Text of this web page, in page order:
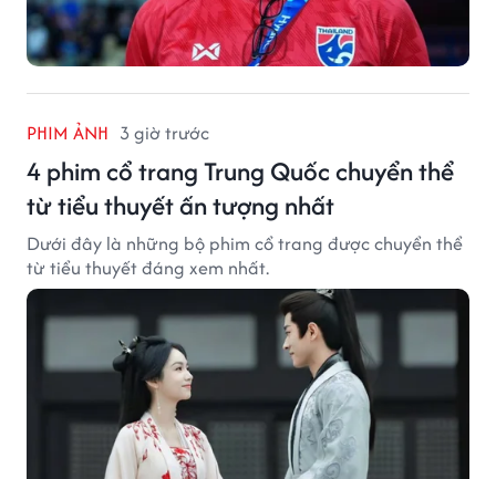
PHIM ẢNH 3 giờ trước
4 phim cổ trang Trung Quốc chuyển thể
từ tiểu thuyết ấn tượng nhất
Dưới đây là những bộ phim cổ trang được chuyển thể
từ tiểu thuyết đáng xem nhất.